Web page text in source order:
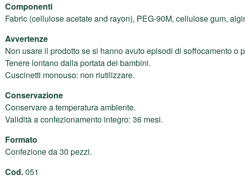
Componenti
Fabric (cellulose acetate and rayon), PEG-90M, cellulose gum,
Avvertenze
Non usare il prodotto se si hanno avuto episodi di soffocamento
Tenere lontano dalla portata dei bambini.
Cuscinetti monouso: non riutilizzare.
Conservazione
Conservare a temperatura ambiente.
Validità a confezionamento integro: 36 mesi.
Formato
Confezione da 30 pezzi.
Cod.051